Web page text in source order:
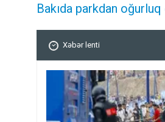
Bakıda parkdan
Xəbər lenti